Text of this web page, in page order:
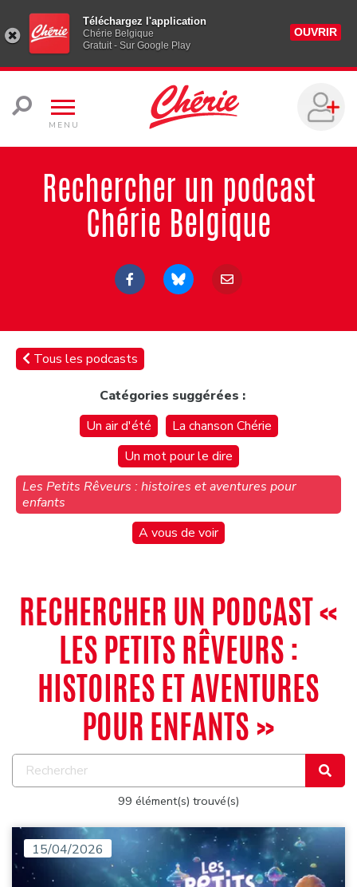
Téléchargez l'application
Chérie Belgique
Gratuit - Sur Google Play
OUVRIR
MENU
Rechercher un podcast
Chérie Belgique
Tous les podcasts
Catégories suggérées :
Un air d'été
La chanson Chérie
Un mot pour le dire
Les Petits Rêveurs : histoires et aventures pour
enfants
A vous de voir
RECHERCHER UN PODCAST «
LES PETITS RÊVEURS :
HISTOIRES ET AVENTURES
POUR ENFANTS »
99 élément(s) trouvé(s)
15/04/2026